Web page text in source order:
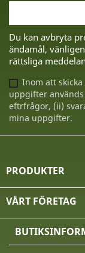
Du kan avbryta
ändamål,
rättsliga
Inom att
uppgifter används
eftrfrågor, (ii)
mina uppgifter.
PRODUKTER
VÅRT FÖRETAG